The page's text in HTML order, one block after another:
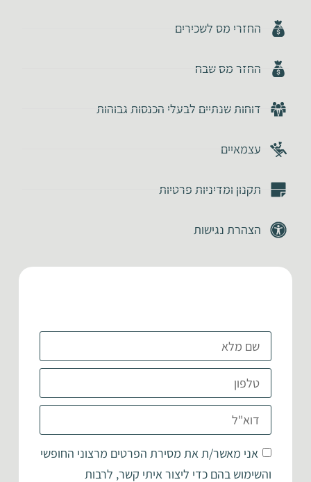
אני מאשר/ת את מסירת הפרטים מרצוני החופשי
והשימוש בהם כדי ליצור איתי קשר, לרבות
החזרי מס לשכירים
החזר מס שבח
דוחות שנתיים לבעלי הכנסות גבוהות
עצמאיים
תקנון ומדיניות פרטיות
הצהרת נגישות